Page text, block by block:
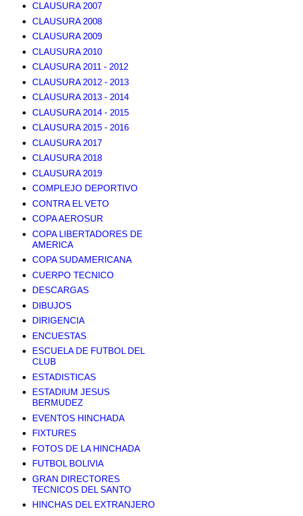
CLAUSURA 2007
CLAUSURA 2008
CLAUSURA 2009
CLAUSURA 2010
CLAUSURA 2011 - 2012
CLAUSURA 2012 - 2013
CLAUSURA 2013 - 2014
CLAUSURA 2014 - 2015
CLAUSURA 2015 - 2016
CLAUSURA 2017
CLAUSURA 2018
CLAUSURA 2019
COMPLEJO DEPORTIVO
CONTRA EL VETO
COPA AEROSUR
COPA LIBERTADORES DE
AMERICA
COPA SUDAMERICANA
CUERPO TECNICO
DESCARGAS
DIBUJOS
DIRIGENCIA
ENCUESTAS
ESCUELA DE FUTBOL DEL
CLUB
ESTADISTICAS
ESTADIUM JESUS
BERMUDEZ
EVENTOS HINCHADA
FIXTURES
FOTOS DE LA HINCHADA
FUTBOL BOLIVIA
GRAN DIRECTORES
TECNICOS DEL SANTO
HINCHAS DEL EXTRANJERO